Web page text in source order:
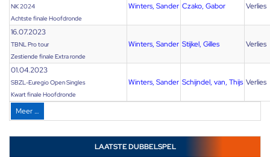
NK 2024
Achtste finale Hoofdronde
Winters, Sander Czako, Gabor Verlies
16.07.2023
TBNL Pro tour
Zestiende finale Extra ronde
Winters, Sander Stijkel, Gilles Verlies
01.04.2023
SBZL-Euregio Open Singles
Kwart finale Hoofdronde
Winters, Sander Schijndel, van, Thijs Verlies
Meer …
LAATSTE DUBBELSPEL